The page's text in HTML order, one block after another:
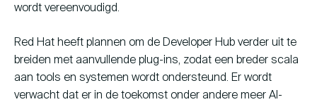
wordt vereenvoudigd.
Red Hat heeft plannen om de Developer Hub verder uit te
breiden met aanvullende plug-ins, zodat een breder scala
aan tools en systemen wordt ondersteund. Er wordt
verwacht dat er in de toekomst onder andere meer AI-